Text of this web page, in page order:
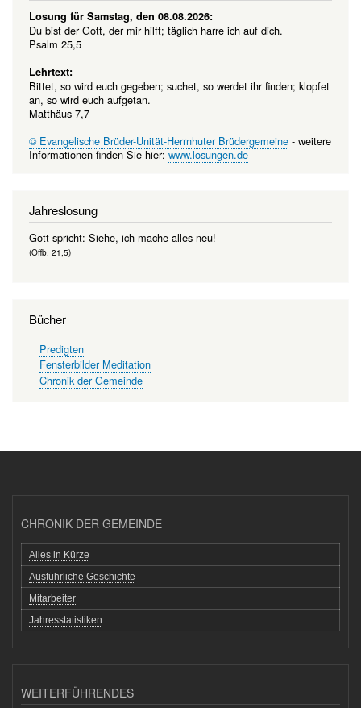
Losung für Samstag, den 08.08.2026:
Du bist der Gott, der mir hilft; täglich harre ich auf dich.
Psalm 25,5
Lehrtext:
Bittet, so wird euch gegeben; suchet, so werdet ihr finden; klopfet
an, so wird euch aufgetan.
Matthäus 7,7
© Evangelische Brüder-Unität-Herrnhuter Brüdergemeine - weitere
Informationen finden Sie hier:www.losungen.de
Jahreslosung
Gott spricht: Siehe, ich mache alles neu!
(Offb. 21,5)
Bücher
Predigten
Fensterbilder Meditation
Chronik der Gemeinde
CHRONIK DER GEMEINDE
Alles in Kürze
Ausführliche Geschichte
Mitarbeiter
Jahresstatistiken
WEITERFÜHRENDES